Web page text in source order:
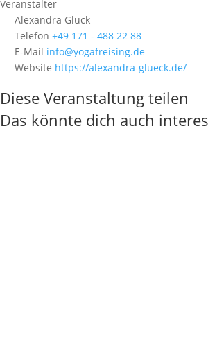
Veranstalter
Alexandra Glück
Telefon +49 171 - 488 22 88
E-Mail info@yogafreising.de
Website https://alexandra-glueck.de/
Diese Veranstaltung teilen
Das könnte dich auch